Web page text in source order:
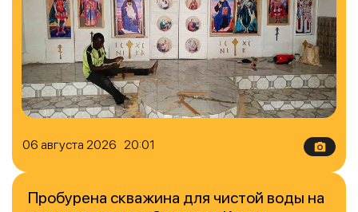
06 августа 2026 20:01
Пробурена скважина для чистой воды на